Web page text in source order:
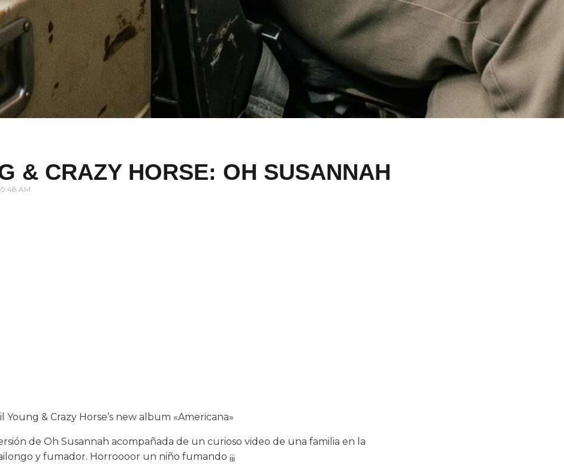
& CRAZY HORSE: OH SUSANNAH
AM
& Crazy Horse’s new album «Americana»
de Oh Susannah acompañada de un curioso video de una familia en la
y fumador. Horroooor un niño fumando ¡¡¡